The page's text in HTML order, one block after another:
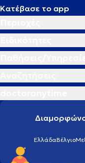
Κατέβασε το app
ΕλλάδαΒέλγιο